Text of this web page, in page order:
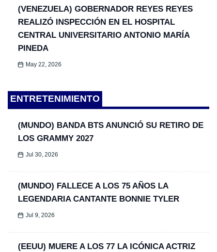
(VENEZUELA) GOBERNADOR REYES REYES
REALIZÓ INSPECCIÓN EN EL HOSPITAL
CENTRAL UNIVERSITARIO ANTONIO MARÍA
PINEDA
May 22, 2026
ENTRETENIMIENTO
(MUNDO) BANDA BTS ANUNCIÓ SU RETIRO DE
LOS GRAMMY 2027
Jul 30, 2026
(MUNDO) FALLECE A LOS 75 AÑOS LA
LEGENDARIA CANTANTE BONNIE TYLER
Jul 9, 2026
(EEUU) MUERE A LOS 77 LA ICÓNICA ACTRIZ